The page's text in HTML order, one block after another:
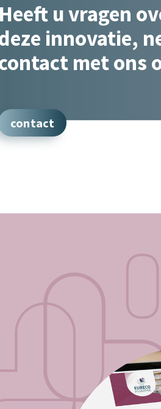
Heeft u vragen
innovatie,
met ons
contact